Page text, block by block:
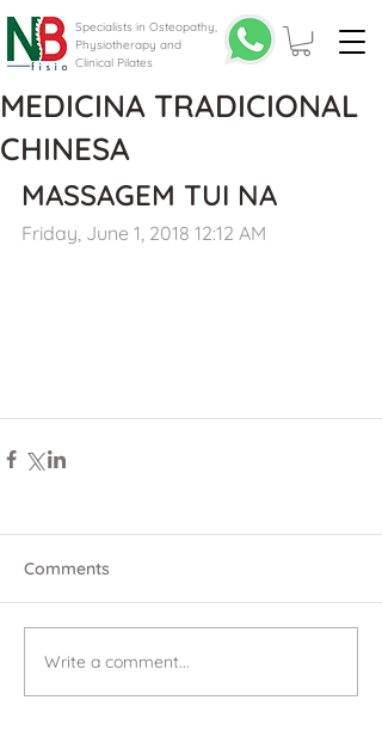
Specialists in Osteopathy,
Physiotherapy and
Clinical Pilates
MEDICINA TRADICIONAL
CHINESA
MASSAGEM TUI NA
Friday, June 1, 2018 12:12 AM
Comments
Write a comment...